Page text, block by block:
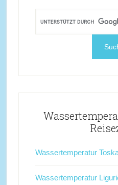
Wassertemperatur
Wassertemperatur